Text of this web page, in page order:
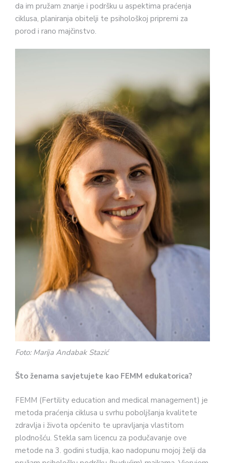
da im pružam znanje i podršku u aspektima praćenja
ciklusa, planiranja obitelji te psihološkoj pripremi za
porod i rano majčinstvo.
Foto: Marija Andabak Stazić
Što ženama savjetujete kao FEMM edukatorica?
FEMM (Fertility education and medical management) je
metoda praćenja ciklusa u svrhu poboljšanja kvalitete
zdravlja i života općenito te upravljanja vlastitom
plodnošću. Stekla sam licencu za podučavanje ove
metode na 3. godini studija, kao nadopunu mojoj želji da